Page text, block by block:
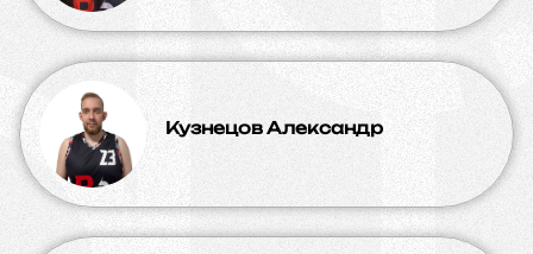
Кузнецов Александр